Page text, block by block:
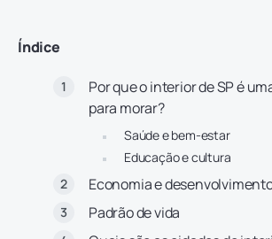
Índice
Por que o interior de SP é
para morar?
Saúde e bem-estar
Educação e cultura
Economia e
Padrão de vida